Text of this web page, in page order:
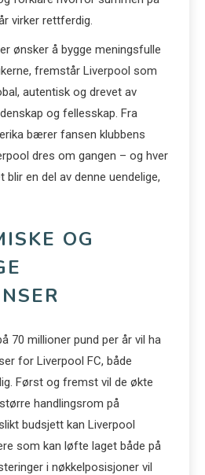
virker rettferdig.
ønsker å bygge meningsfulle
fremstår Liverpool som
autentisk og drevet av
og fellesskap. Fra
bærer fansen klubbens
dres om gangen – og hver
en del av denne uendelige,
OG
70 millioner pund per år vil ha
for Liverpool FC, både
Først og fremst vil de økte
handlingsrom på
budsjett kan Liverpool
som kan løfte laget både på
i nøkkelposisjoner vil